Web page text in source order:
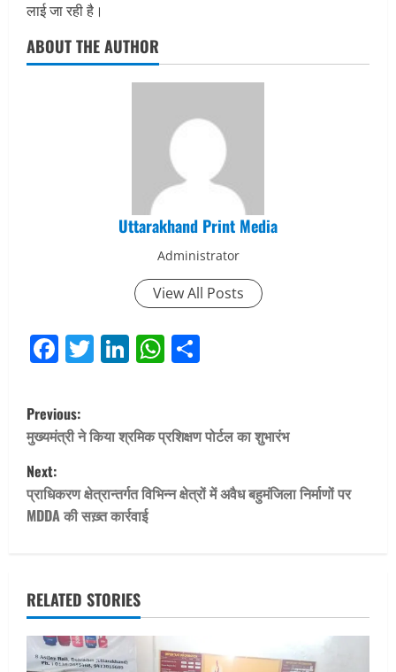
लाई जा रही है।
ABOUT THE AUTHOR
Uttarakhand Print Media
Administrator
View All Posts
Facebook
Twitter
LinkedIn
WhatsApp
P
o
s
t
a
v
Previous:
मुख्यमंत्री ने किया श्रमिक प्रशिक्षण पोर्टल का शुभारंभ
Next:
प्राधिकरण क्षेत्रान्तर्गत विभिन्न क्षेत्रों में अवैध बहुमंजिला निर्माणों पर
MDDA की सख़्त कार्रवाई
RELATED STORIES